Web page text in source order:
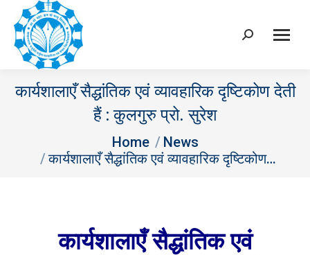
Search:
कार्यशालाएँ सैद्धांतिक एवं व्यावहारिक दृष्टिकोण देती
हैं : कुलगुरु प्रो. सुरेश
Home
News
कार्यशालाएँ सैद्धांतिक एवं व्यावहारिक दृष्टिकोण…
कार्यशालाएँ सैद्धांतिक एवं